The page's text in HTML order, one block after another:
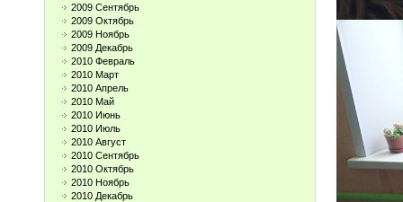
2009 Сентябрь
2009 Октябрь
2009 Ноябрь
2009 Декабрь
2010 Февраль
2010 Март
2010 Апрель
2010 Май
2010 Июнь
2010 Июль
2010 Август
2010 Сентябрь
2010 Октябрь
2010 Ноябрь
2010 Декабрь